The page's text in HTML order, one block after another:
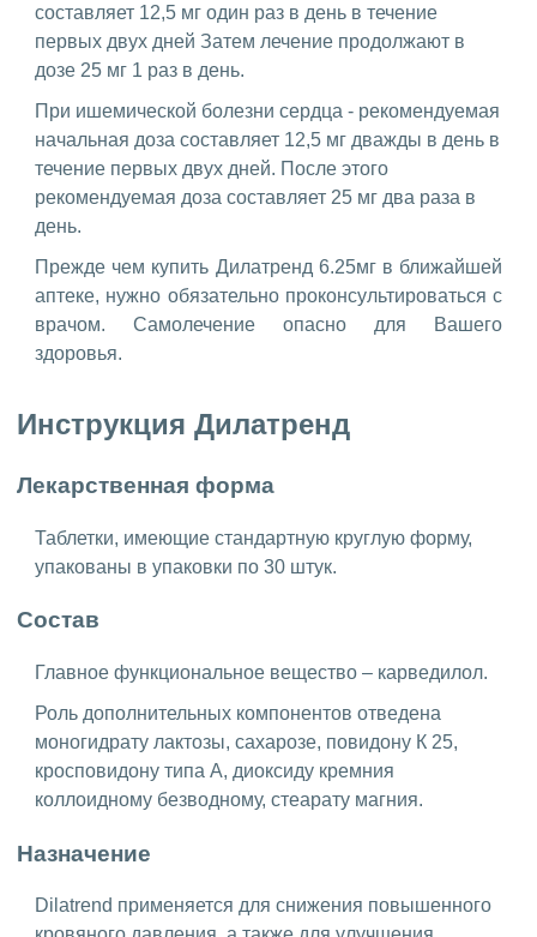
составляет 12,5 мг один раз в день в течение
первых двух дней Затем лечение продолжают в
дозе 25 мг 1 раз в день.
При ишемической болезни сердца - рекомендуемая
начальная доза составляет 12,5 мг дважды в день в
течение первых двух дней. После этого
рекомендуемая доза составляет 25 мг два раза в
день.
Прежде чем купить Дилатренд 6.25мг в ближайшей
аптеке, нужно обязательно проконсультироваться с
врачом. Самолечение опасно для Вашего
здоровья.
Инструкция Дилатренд
Лекарственная форма
Таблетки, имеющие стандартную круглую форму,
упакованы в упаковки по 30 штук.
Состав
Главное функциональное вещество – карведилол.
Роль дополнительных компонентов отведена
моногидрату лактозы, сахарозе, повидону К 25,
кросповидону типа А, диоксиду кремния
коллоидному безводному, стеарату магния.
Назначение
Dilatrend применяется для снижения повышенного